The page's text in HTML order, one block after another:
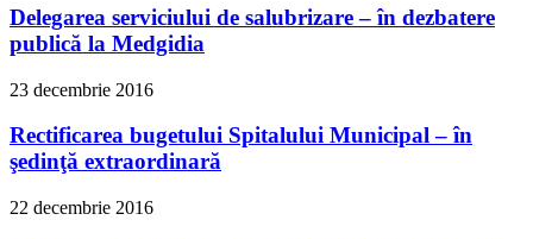
Delegarea serviciului de salubrizare – în dezbatere
publică la Medgidia
23 decembrie 2016
Rectificarea bugetului Spitalului Municipal – în
şedinţă extraordinară
22 decembrie 2016